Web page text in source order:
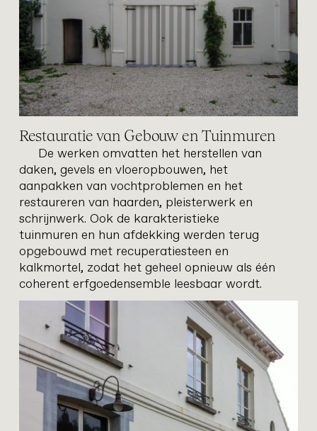
Restauratie van Gebouw en Tuinmuren
De werken omvatten het herstellen van
daken, gevels en vloeropbouwen, het
aanpakken van vochtproblemen en het
restaureren van haarden, pleisterwerk en
schrijnwerk. Ook de karakteristieke
tuinmuren en hun afdekking werden terug
opgebouwd met recuperatiesteen en
kalkmortel, zodat het geheel opnieuw als één
coherent erfgoedensemble leesbaar wordt.
cottem restauratie